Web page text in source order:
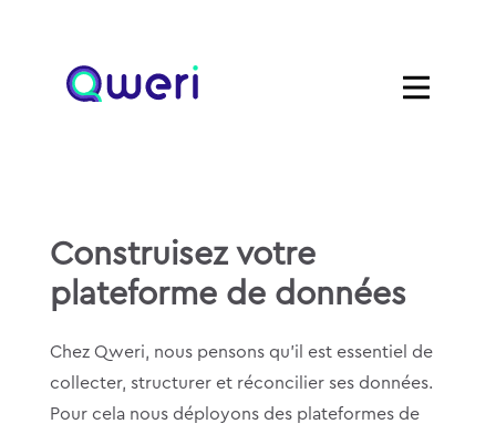
Construisez votre
plateforme de données
Chez Qweri, nous pensons qu’il est essentiel de
collecter, structurer et réconcilier ses données.
Pour cela nous déployons des plateformes de